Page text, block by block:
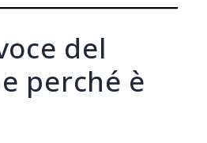
del
perché è